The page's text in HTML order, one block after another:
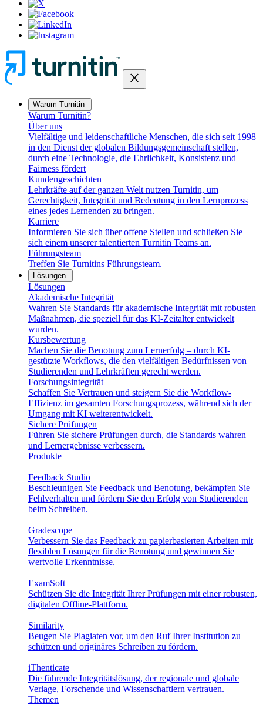
close
Warum Turnitin
Warum Turnitin?
Über uns
Vielfältige und leidenschaftliche Menschen, die sich seit 1998
in den Dienst der globalen Bildungsgemeinschaft stellen,
durch eine Technologie, die Ehrlichkeit, Konsistenz und
Fairness fördert
Kundengeschichten
Lehrkräfte auf der ganzen Welt nutzen Turnitin, um
Gerechtigkeit, Integrität und Bedeutung in den Lernprozess
eines jedes Lernenden zu bringen.
Karriere
Informieren Sie sich über offene Stellen und schließen Sie
sich einem unserer talentierten Turnitin Teams an.
Führungsteam
Treffen Sie Turnitins Führungsteam.
Lösungen
Lösungen
Akademische Integrität
Wahren Sie Standards für akademische Integrität mit robusten
Maßnahmen, die speziell für das KI-Zeitalter entwickelt
wurden.
Kursbewertung
Machen Sie die Benotung zum Lernerfolg – durch KI-
gestützte Workflows, die den vielfältigen Bedürfnissen von
Studierenden und Lehrkräften gerecht werden.
Forschungsintegrität
Schaffen Sie Vertrauen und steigern Sie die Workflow-
Effizienz im gesamten Forschungsprozess, während sich der
Umgang mit KI weiterentwickelt.
Sichere Prüfungen
Führen Sie sichere Prüfungen durch, die Standards wahren
und Lernergebnisse verbessern.
Produkte
Feedback Studio
Beschleunigen Sie Feedback und Benotung, bekämpfen Sie
Fehlverhalten und fördern Sie den Erfolg von Studierenden
beim Schreiben.
Gradescope
Verbessern Sie das Feedback zu papierbasierten Arbeiten mit
flexiblen Lösungen für die Benotung und gewinnen Sie
wertvolle Erkenntnisse.
ExamSoft
Schützen Sie die Integrität Ihrer Prüfungen mit einer robusten,
digitalen Offline-Plattform.
Similarity
Beugen Sie Plagiaten vor, um den Ruf Ihrer Institution zu
schützen und originäres Schreiben zu fördern.
iThenticate
Die führende Integritätslösung, der regionale und globale
Verlage, Forschende und Wissenschaftlern vertrauen.
Themen